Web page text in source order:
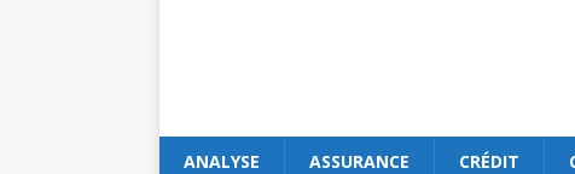
ANALYSE ASSURANCE CRÉDIT